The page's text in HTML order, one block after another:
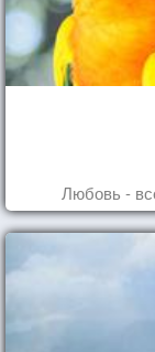
Любовь -